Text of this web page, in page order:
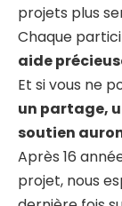
projets plus
Chaque
aide
Et si vous ne
un partage,
soutien
Après 16
projet, nous